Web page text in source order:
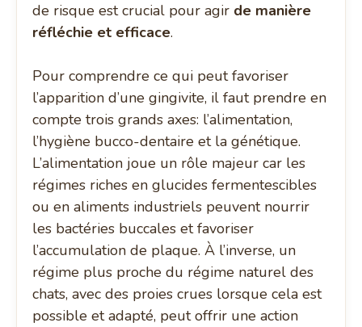
de risque est crucial pour agir de manière
réfléchie et efficace.
Pour comprendre ce qui peut favoriser
l’apparition d’une gingivite, il faut prendre en
compte trois grands axes: l’alimentation,
l’hygiène bucco-dentaire et la génétique.
L’alimentation joue un rôle majeur car les
régimes riches en glucides fermentescibles
ou en aliments industriels peuvent nourrir
les bactéries buccales et favoriser
l’accumulation de plaque. À l’inverse, un
régime plus proche du régime naturel des
chats, avec des proies crues lorsque cela est
possible et adapté, peut offrir une action